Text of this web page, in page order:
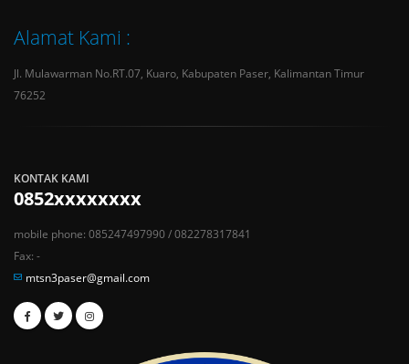
Alamat Kami :
Jl. Mulawarman No.RT.07, Kuaro, Kabupaten Paser, Kalimantan Timur
76252
KONTAK KAMI
0852xxxxxxxx
mobile phone: 085247497990 / 082278317841
Fax: -
mtsn3paser@gmail.com